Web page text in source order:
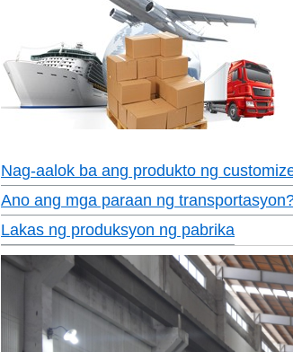
Nag-aalok ba ang produkto ng
Ano ang mga paraan ng
Lakas ng produksyon ng pabrika